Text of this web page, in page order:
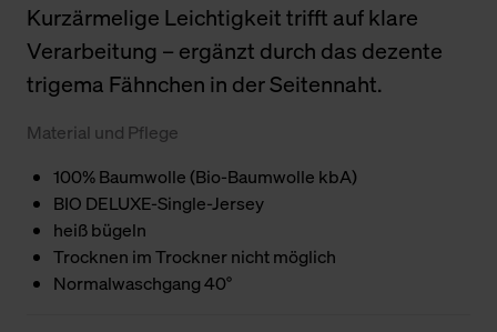
Kurzärmelige Leichtigkeit trifft auf klare
Verarbeitung – ergänzt durch das dezente
trigema Fähnchen in der Seitennaht.
Material und Pflege
100% Baumwolle (Bio-Baumwolle kbA)
BIO DELUXE-Single-Jersey
heiß bügeln
Trocknen im Trockner nicht möglich
Normalwaschgang 40°